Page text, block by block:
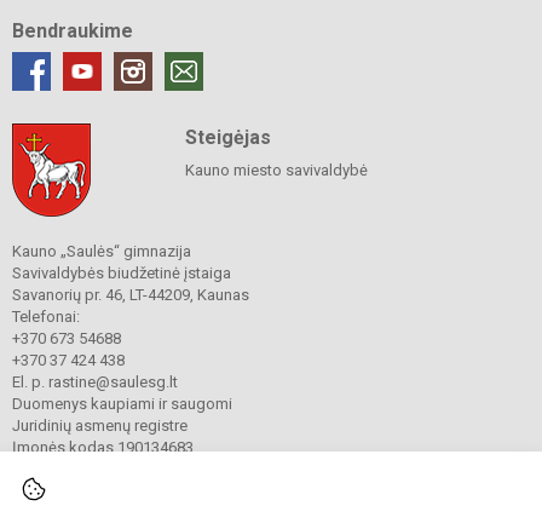
Bendraukime
Steigėjas
Kauno miesto savivaldybė
Kauno „Saulės“ gimnazija
Savivaldybės biudžetinė įstaiga
Savanorių pr. 46, LT-44209, Kaunas
Telefonai:
+370 673 54688
+370 37 424 438
El. p. rastine@saulesg.lt
Duomenys kaupiami ir saugomi
Juridinių asmenų registre
Įmonės kodas 190134683